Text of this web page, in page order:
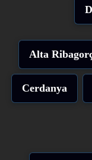
Alta
Cerdanya